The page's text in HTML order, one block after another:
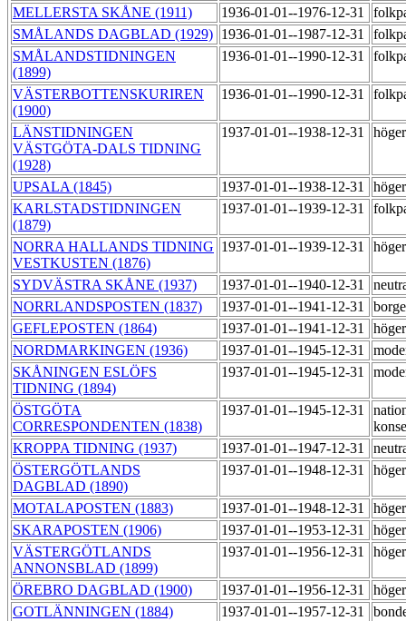
MELLERSTA SKÅNE (1911) 1936-01-01--1976-12-31
SMÅLANDS DAGBLAD (1929) 1936-01-01--1987-12-31
SMÅLANDSTIDNINGEN
(1899)
1936-01-01--1990-12-31
VÄSTERBOTTENSKURIREN
(1900)
1936-01-01--1990-12-31
LÄNSTIDNINGEN
VÄSTGÖTA-DALS TIDNING
(1928)
1937-01-01--1938-12-31
UPSALA (1845) 1937-01-01--1938-12-31
KARLSTADSTIDNINGEN
(1879)
1937-01-01--1939-12-31
NORRA HALLANDS TIDNING
VESTKUSTEN (1876)
1937-01-01--1939-12-31
SYDVÄSTRA SKÅNE (1937) 1937-01-01--1940-12-31
NORRLANDSPOSTEN (1837)
1937-01-01--1941-12-31
GEFLEPOSTEN (1864)
1937-01-01--1941-12-31
NORDMARKINGEN (1936)
1937-01-01--1945-12-31
SKÅNINGEN ESLÖFS
TIDNING (1894)
1937-01-01--1945-12-31
ÖSTGÖTA
CORRESPONDENTEN (1838)
1937-01-01--1945-12-31
KROPPA TIDNING (1937)
1937-01-01--1947-12-31
ÖSTERGÖTLANDS
DAGBLAD (1890)
1937-01-01--1948-12-31
MOTALAPOSTEN (1883) 1937-01-01--1948-12-31
SKARAPOSTEN (1906)
1937-01-01--1953-12-31
VÄSTERGÖTLANDS
ANNONSBLAD (1899)
1937-01-01--1956-12-31
ÖREBRO DAGBLAD (1900) 1937-01-01--1956-12-31
GOTLÄNNINGEN (1884)
1937-01-01--1957-12-31